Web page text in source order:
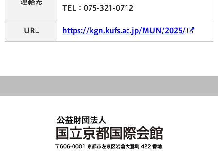
連絡先
TEL：075-321-0712
URL https://kgn.kufs.ac.jp/MUN/2025/